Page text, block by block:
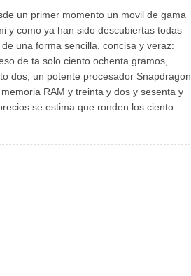
un primer momento un movil de gama
y como ya han sido descubiertas todas
una forma sencilla, concisa y veraz:
de ta solo ciento ochenta gramos,
dos, un potente procesador Snapdragon
RAM y treinta y dos y sesenta y
se estima que ronden los ciento